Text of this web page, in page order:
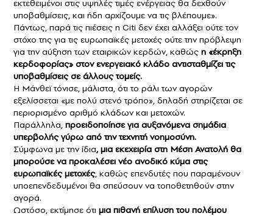
εκτεθειμένοι στις υψηλές τιμές ενέργειας θα δεχθούν
υποβαθμίσεις, και ήδη αρχίζουμε να τις βλέπουμε».
Πάντως, παρά τις πιέσεις η Citi δεν έχει αλλάξει ούτε τον
στόχο της για τις ευρωπαϊκές μετοχές ούτε την πρόβλεψη
για την αύξηση των εταιρικών κερδών, καθώς η «έκρηξη
κερδοφορίας» στον ενεργειακό κλάδο αντισταθμίζει τις
υποβαθμίσεις σε άλλους τομείς.
Η Μάνθεϊ τόνισε, μάλιστα, ότι το ράλι των αγορών
εξελίσσεται «με πολύ στενό τρόπο», δηλαδή στηρίζεται σε
περιορισμένο αριθμό κλάδων και μετοχών.
Παράλληλα, προειδοποίησε για αυξανόμενα σημάδια
υπερβολής γύρω από την τεχνητή νοημοσύνη.
Σύμφωνα με την ίδια, μια εκεχειρία στη Μέση Ανατολή θα
μπορούσε να προκαλέσει νέο ανοδικό κύμα στις
ευρωπαϊκές μετοχές, καθώς επενδυτές που παραμένουν
υποεπενδεδυμένοι θα σπεύσουν να τοποθετηθούν στην
αγορά.
Ωστόσο, εκτίμησε ότι μια πιθανή επίλυση του πολέμου